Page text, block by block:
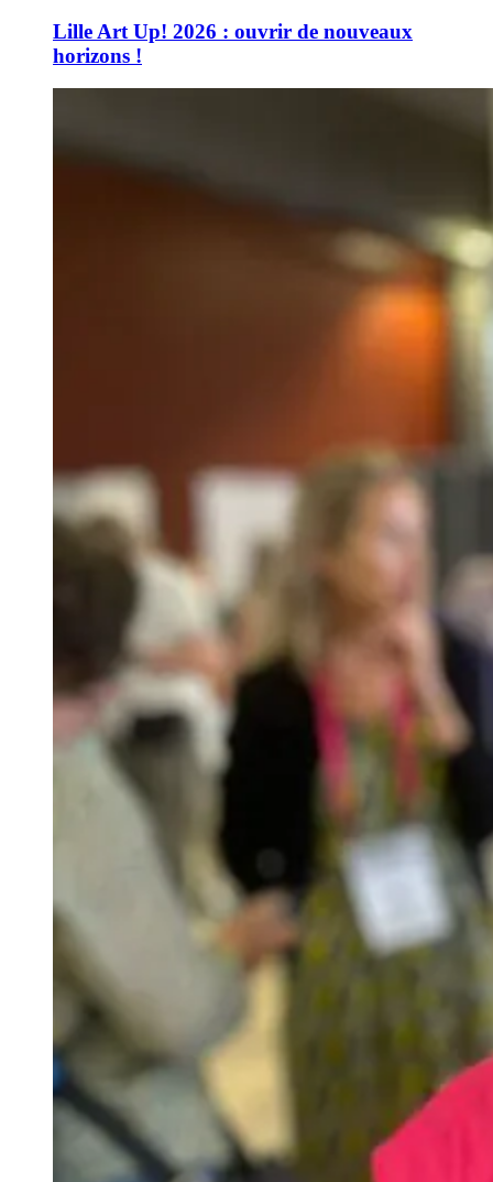
Lille Art Up! 2026 : ouvrir de nouveaux
horizons !